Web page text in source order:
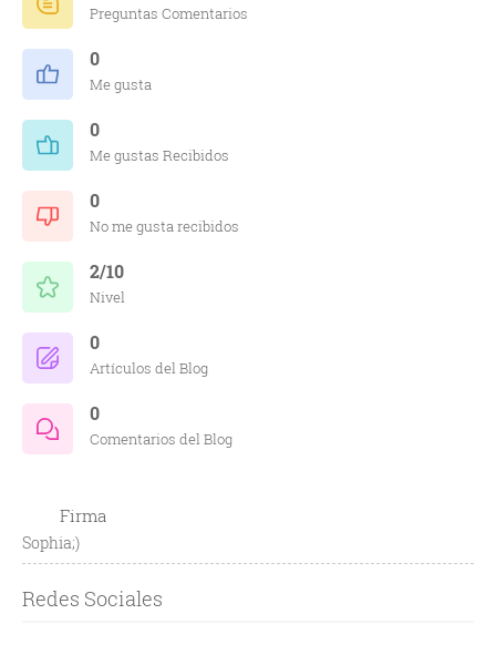
Preguntas Comentarios
0
Me gusta
0
Me gustas Recibidos
0
No me gusta recibidos
2/10
Nivel
0
Artículos del Blog
0
Comentarios del Blog
Firma
Sophia;)
Redes Sociales